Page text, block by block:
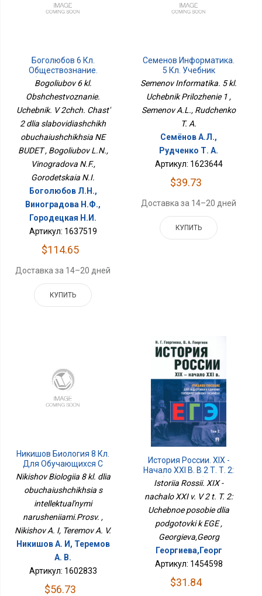
Боголюбов 6 Кл.
Обществознание.
Учебник. В 2чч. Часть 2
Для Слабовидящих
Обучающихся НЕ БУДЕТ
Bogoliubov 6 kl.
Obshchestvoznanie.
Uchebnik. V 2chch. Chast'
2 dlia slabovidiashchikh
obuchaiushchikhsia NE
BUDET , Bogoliubov L.N.,
Vinogradova N.F.,
Gorodetskaia N.I.
Боголюбов Л.Н.,
Виноградова Н.Ф.,
Городецкая Н.И.
Артикул: 1637519
$114.65
Доставка за 14–20 дней
КУПИТЬ
Семенов Информатика.
5 Кл. Учебник
Приложение 1
Semenov Informatika. 5 kl.
Uchebnik Prilozhenie 1 ,
Semenov A.L., Rudchenko
T. A.
Семёнов А.Л.,
Рудченко Т. А.
Артикул: 1623644
$39.73
Доставка за 14–20 дней
КУПИТЬ
Никишов Биология 8 Кл.
Для Обучающихся С
Интеллектуальными
Нарушениями.Просв.
Nikishov Biologiia 8 kl. dlia
obuchaiushchikhsia s
intellektual'nymi
narusheniiami.Prosv. ,
Nikishov A. I, Teremov A. V.
Никишов А. И, Теремов
А. В.
Артикул: 1602833
$56.73
История России. XIX -
Начало XXI В. В 2 Т. Т. 2:
Учебное Пособие Для
Istoriia Rossii. XIX -
nachalo XXI v. V 2 t. T. 2:
Uchebnoe posobie dlia
podgotovki k EGE ,
Georgieva,Georg
Георгиева,Георг
Артикул: 1454598
$31.84